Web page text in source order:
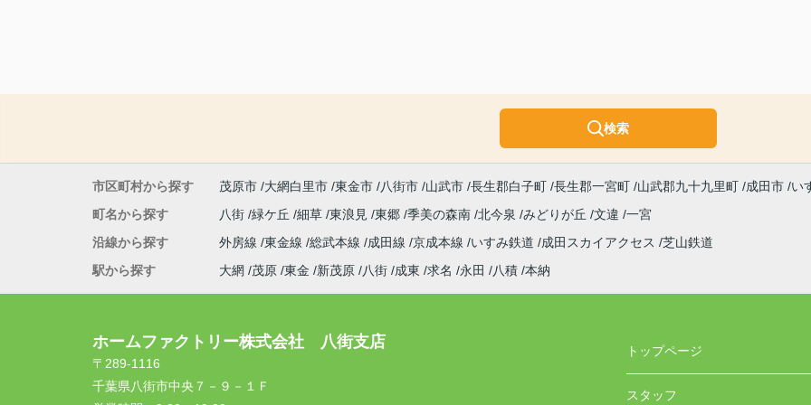
検索
市区町村から探す 茂原市 大網白里市 東金市 八街市 山武市 長生郡白子町 長生郡一宮町 山武郡九十九里町 成田市 い
町名から探す
八街 緑ケ丘 細草 東浪見 東郷 季美の森南 北今泉 みどりが丘 文違 一宮
沿線から探す
外房線 東金線 総武本線 成田線 京成本線 いすみ鉄道 成田スカイアクセス
芝山鉄道
駅から探す
大網 茂原 東金 新茂原 八街 成東 求名 永田 八積 本納
ホームファクトリー株式会社 八街支店
〒289-1116
千葉県八街市中央７－９－１Ｆ
トップページ
スタッフ